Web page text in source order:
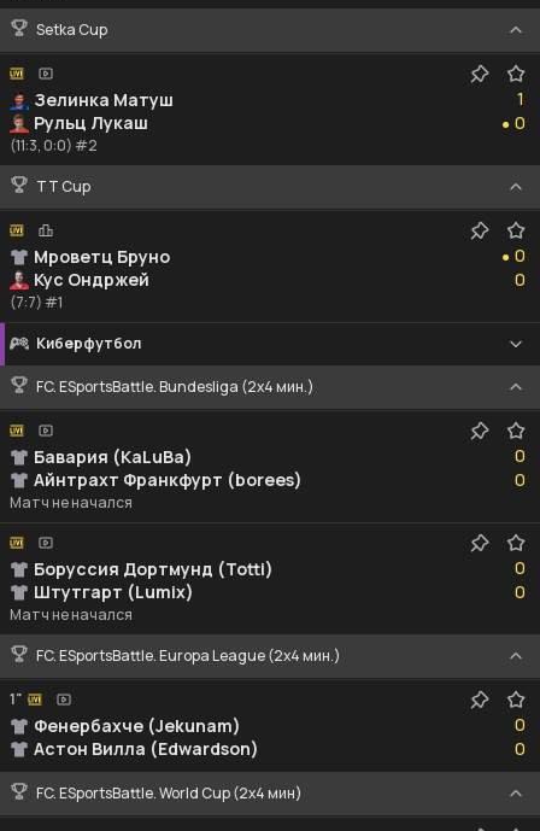
Setka Cup
Зелинка Матуш
Рульц Лукаш
1
1
●
0
0
(11:3, 0:0) #2
TT Cup
Мроветц Бруно
Кус Ондржей
●
0
0
0
0
(7:7) #1
Киберфутбол
FC. ESportsBattle. Bundesliga (2x4 мин.)
Бавария (KaLuBa)
Айнтрахт Франкфурт (borees)
0
0
0
0
Матч не начался
Боруссия Дортмунд (Totti)
Штутгарт (Lumix)
0
0
0
0
Матч не начался
FC. ESportsBattle. Europa League (2x4 мин.)
1"
Фенербахче (Jekunam)
Астон Вилла (Edwardson)
0
0
0
0
FC. ESportsBattle. World Cup (2x4 мин)